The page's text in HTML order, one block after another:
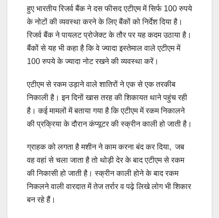
हुए भारतीय रिजर्व बैंक ने दस फीसद एटीएम में सिर्फ 100 रुपये
के नोटों की व्यवस्था करने के लिए बैंकों को निर्देश दिया है।
रिजर्व बैंक ने पायलट प्रोजेक्ट के तौर पर यह कदम उठाया है।
बैंकों से यह भी कहा है कि वे ज्यादा इस्तेमाल वाले एटीएम में
100 रुपये के ज्यादा नोट रखने की व्यवस्था करें।
एटीएम से रकम उड़ाने वाले शातिरों ने एक से एक तरकीब
निकाली है। इन दिनों खास तरह की शिकायत थाने पहुंच रही
है। कई मामलों में बताया गया है कि एटीएम में रकम निकालने
की प्रक्रिया के दौरान कंप्यूटर की स्क्रीन काली हो जाती है।
ग्राहक को लगता है मशीन ने काम करना बंद कर दिया, जब
वह वहां से चला जाता है तो थोड़ी देर के बाद एटीएम से रकम
की निकासी हो जाती है। स्क्रीन काली होने के बाद रकम
निकलने वाली वारदात में तेज तर्रार व पढ़े लिखे लोग भी शिकार
बन रहे हैं।